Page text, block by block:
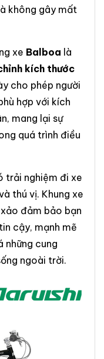
không gây mất
xe Balboa là
kích thước
cho phép người
hợp với kích
mang lại sự
quá trình điều
trải nghiệm đi xe
thú vị. Khung xe
đảm bảo bạn
cậy, mạnh mẽ
những cung
ngoài trời.